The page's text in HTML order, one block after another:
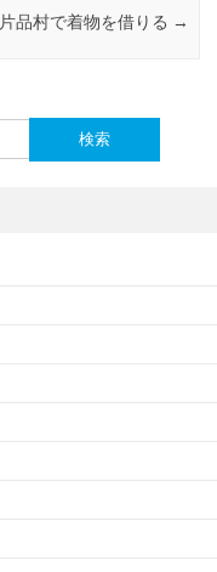
片品村で着物を借りる →